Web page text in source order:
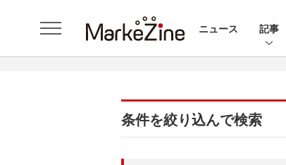
ニュース 記事
条件を絞り込んで検索